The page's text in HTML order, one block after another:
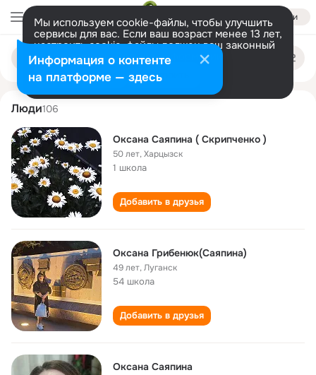
Войти
Мы используем cookie-файлы, чтобы улучшить
сервисы для вас. Если ваш возраст менее 13 лет,
настроить cookie-файлы должен ваш законный
представитель. Больше информации
Разрешить все Настроить
Поиск
людям
oksana sayapina
Люди106
Оксана Саяпина ( Скрипченко )
50 лет,Харцызск
1 школа
Добавить в друзья
Оксана Грибенюк(Саяпина)
49 лет,Луганск
54 школа
Добавить в друзья
Оксана Саяпина
Информация о контенте
на платформе — здесь